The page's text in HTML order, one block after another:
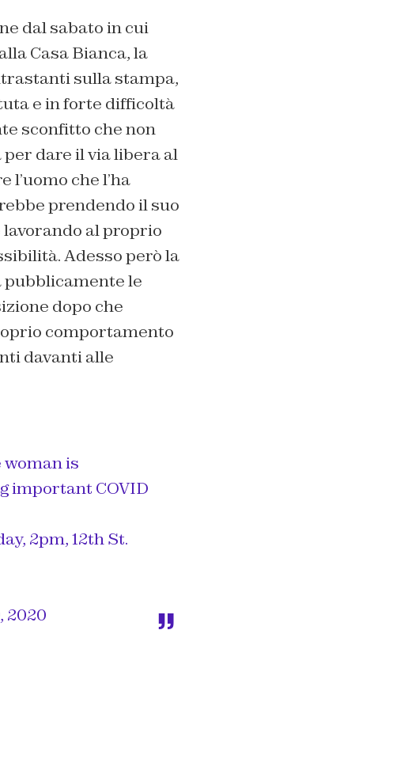
dal sabato in cui
Casa Bianca, la
sulla stampa,
e in forte difficoltà
sconfitto che non
dare il via libera al
che l’ha
prendendo il suo
al proprio
Adesso però la
pubblicamente le
dopo che
comportamento
davanti alle
woman is
important COVID
2pm, 12th St.
2020